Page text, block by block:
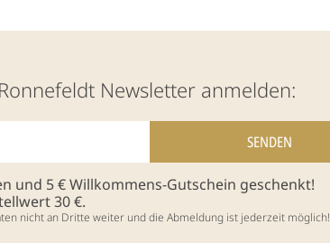
Newsletter anmelden:
und 5 € Willkommens-Gutschein geschenkt!
30 €.
nicht an Dritte weiter und die Abmeldung ist jederzeit möglich!